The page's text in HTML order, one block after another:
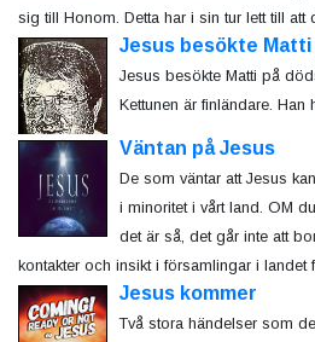
sig till Honom. Detta har i sin tur lett till att
Jesus besökte
Jesus besökte Matti på
Kettunen är finländare. Han
Väntan på Jesus
De som väntar att Jesus
i minoritet i vårt land. OM
det är så, det går inte att
kontakter och insikt i församlingar i landet
Jesus kommer
Två stora händelser som